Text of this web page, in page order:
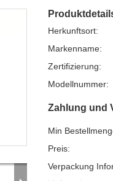
Herkunftsort:
Markenname:
Zertifizierung:
Modellnummer:
Zahlung und
Min
Preis:
Verpackung